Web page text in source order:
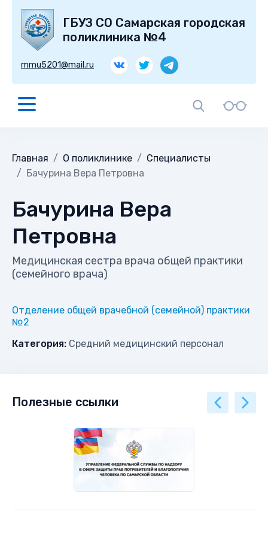
ГБУЗ СО Самарская городская
поликлиника №4
mmu5201@mail.ru
Главная О поликлинике
Специалисты
Бачурина Вера Петровна
Бачурина Вера
Петровна
Медицинская сестра врача общей практики
(семейного врача)
Отделение общей врачебной (семейной) практики
№2
Категория: Средний медицинский персонал
Полезные ссылки